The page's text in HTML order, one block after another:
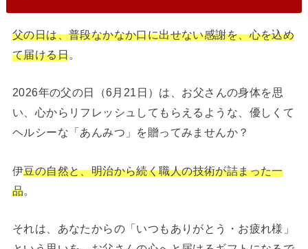
父の日は、普段なかなか口に出せない感謝を、心を込め
て届ける日。
2026年の父の日（6月21日）は、お父さんの身体を思
い、心からリフレッシュしてもらえるような、優しくて
ヘルシーな「あんみつ」を贈ってみませんか？
伊豆の自然と、明治から続く職人の技術が詰まった一
品
それは、あなたからの「いつもありがとう・お疲れ様」